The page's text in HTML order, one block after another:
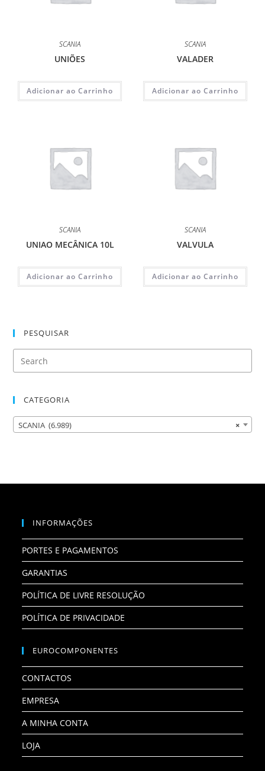
SCANIA
UNIÕES
Adicionar ao Carrinho
SCANIA
VALADER
Adicionar ao Carrinho
SCANIA
UNIAO MECÂNICA 10L
Adicionar ao Carrinho
SCANIA
VALVULA
Adicionar ao Carrinho
PESQUISAR
CATEGORIA
×
SCANIA (6.989)
INFORMAÇÕES
PORTES E PAGAMENTOS
GARANTIAS
POLÍTICA DE LIVRE RESOLUÇÃO
POLÍTICA DE PRIVACIDADE
EUROCOMPONENTES
CONTACTOS
EMPRESA
A MINHA CONTA
LOJA